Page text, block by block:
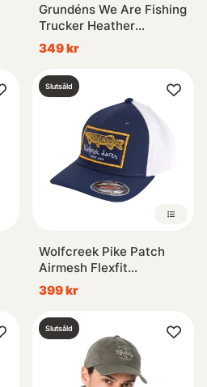
Grundéns We Are Fishing
Trucker Heather
Grey/White
349 kr
Slutsåld
Wolfcreek Pike Patch
Airmesh Flexfit
Navy/White
399 kr
Slutsåld